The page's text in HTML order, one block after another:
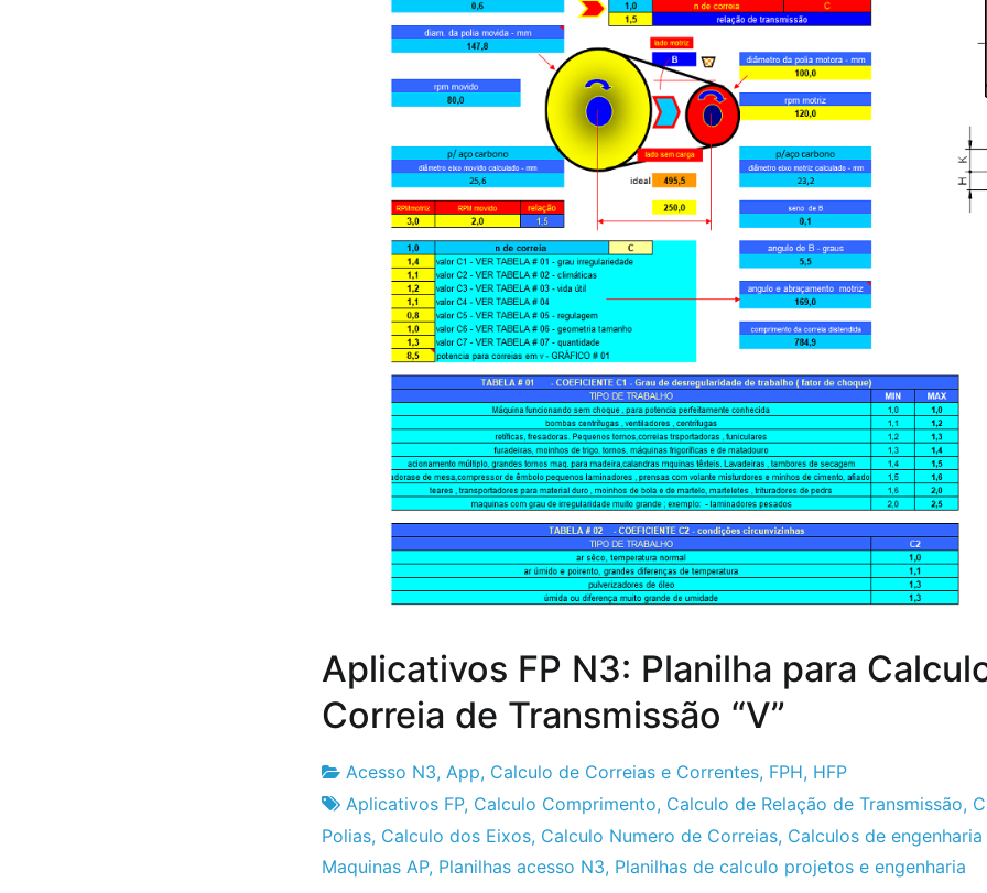
Aplicativos FP N3: Planilha para
Correia de Transmissão “V”
Fabrica
do
Projeto
21
de
Julho
Acesso N3, App, Calculo de Correias e Correntes, FPH, HFP
Aplicativos FP, Calculo Comprimento, Calculo de Relação de Transmissão,
Polias, Calculo dos Eixos, Calculo Numero de Correias, Calculos de engenharia
Maquinas AP, Planilhas acesso N3, Planilhas de calculo projetos e engenharia